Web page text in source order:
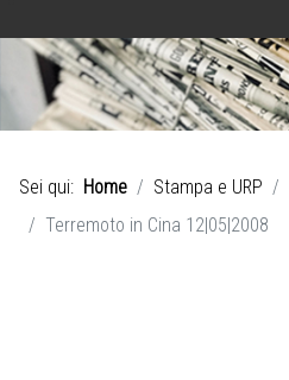
Sei qui: Home Stampa e URP
Terremoto in Cina 12|05|2008